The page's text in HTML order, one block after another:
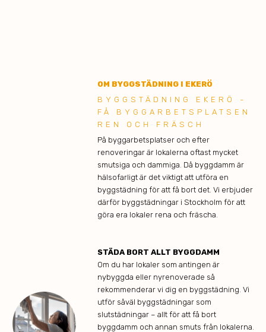
OM BYGGSTÄDNING I EKERÖ
BYGGSTÄDNING EKERÖ -
FÅ BYGGARBETSPLATSEN
REN OCH FRÄSCH
På byggarbetsplatser och efter
renoveringar är lokalerna oftast mycket
smutsiga och dammiga. Då byggdamm är
hälsofarligt är det viktigt att utföra en
byggstädning för att få bort det. Vi erbjuder
därför byggstädningar i Stockholm för att
göra era lokaler rena och fräscha.
STÄDA BORT ALLT BYGGDAMM
Om du har lokaler som antingen är
nybyggda eller nyrenoverade så
rekommenderar vi dig en byggstädning. Vi
utför såväl byggstädningar som
slutstädningar – allt för att få bort
byggdamm och annan smuts från lokalerna.